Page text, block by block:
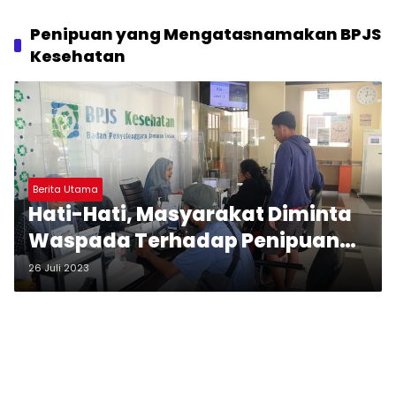
Penipuan yang Mengatasnamakan BPJS
Kesehatan
Berita Utama
Hati-Hati, Masyarakat Diminta
Waspada Terhadap Penipuan
yang Mengatasnamakan BPJS
Kesehatan
26 Juli 2023